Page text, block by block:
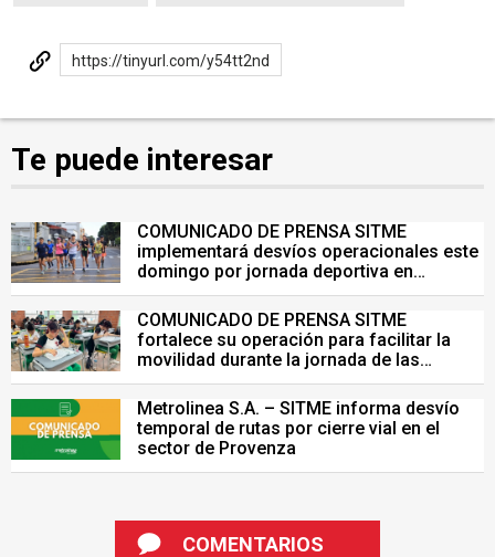
https://tinyurl.com/y54tt2nd
Te puede interesar
COMUNICADO DE PRENSA SITME
implementará desvíos operacionales este
domingo por jornada deportiva en
Bucaramanga
COMUNICADO DE PRENSA SITME
fortalece su operación para facilitar la
movilidad durante la jornada de las
Pruebas Saber del 26 de julio
Metrolinea S.A. – SITME informa desvío
temporal de rutas por cierre vial en el
sector de Provenza
COMENTARIOS